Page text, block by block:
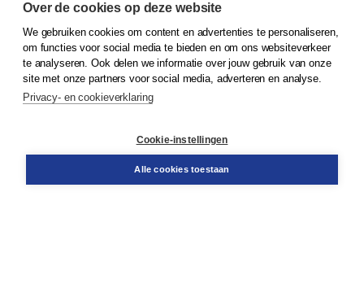
© 2026Koninklijke Boom uitgevers
Bestellen
Over de cookies op deze website
We gebruiken cookies om content en advertenties te personaliseren,
om functies voor social media te bieden en om ons websiteverkeer
te analyseren. Ook delen we informatie over jouw gebruik van onze
site met onze partners voor social media, adverteren en analyse.
Privacy- en cookieverklaring
Cookie-instellingen
Alle cookies toestaan